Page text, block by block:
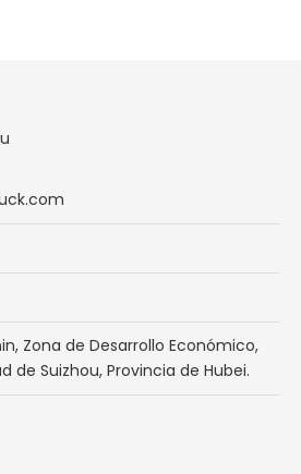
Zona de Desarrollo Económico,
de Suizhou, Provincia de Hubei.